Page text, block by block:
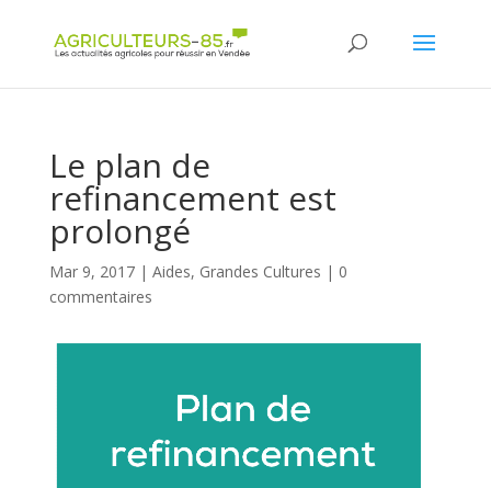
Le plan de
refinancement est
prolongé
Mar 9, 2017| Aides, Grandes Cultures | 0
commentaires